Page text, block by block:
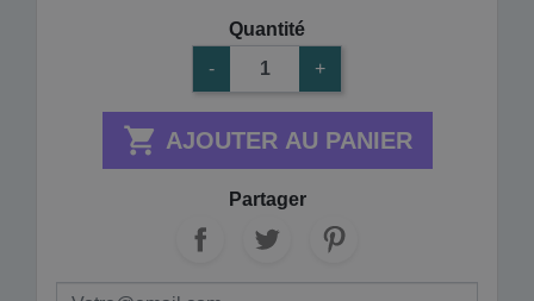
Quantité
-
+
 AJOUTER AU PANIER
Partager